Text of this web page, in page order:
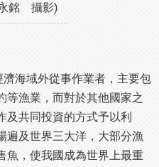
銘 攝影)
海域外從事作業者，主要包
等漁業，而對於其他國家之
及共同投資的方式予以利
遍及世界三大洋，大部分漁
魚，使我國成為世界上最重